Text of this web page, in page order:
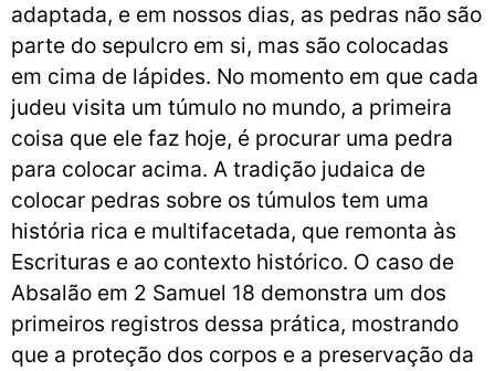
adaptada, e em nossos dias, as pedras não são
parte do sepulcro em si, mas são colocadas
em cima de lápides. No momento em que cada
judeu visita um túmulo no mundo, a primeira
coisa que ele faz hoje, é procurar uma pedra
para colocar acima. A tradição judaica de
colocar pedras sobre os túmulos tem uma
história rica e multifacetada, que remonta às
Escrituras e ao contexto histórico. O caso de
Absalão em 2 Samuel 18 demonstra um dos
primeiros registros dessa prática, mostrando
que a proteção dos corpos e a preservação da